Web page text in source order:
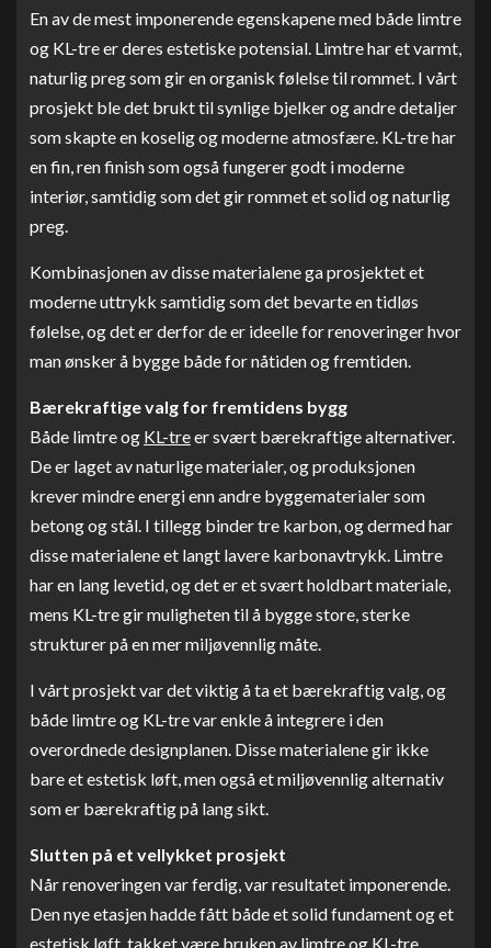
En av de mest imponerende egenskapene med både limtre
og KL-tre er deres estetiske potensial. Limtre har et varmt,
naturlig preg som gir en organisk følelse til rommet. I vårt
prosjekt ble det brukt til synlige bjelker og andre detaljer
som skapte en koselig og moderne atmosfære. KL-tre har
en fin, ren finish som også fungerer godt i moderne
interiør, samtidig som det gir rommet et solid og naturlig
preg.
Kombinasjonen av disse materialene ga prosjektet et
moderne uttrykk samtidig som det bevarte en tidløs
følelse, og det er derfor de er ideelle for renoveringer hvor
man ønsker å bygge både for nåtiden og fremtiden.
Bærekraftige valg for fremtidens bygg
Både limtre og KL-treer svært bærekraftige alternativer.
De er laget av naturlige materialer, og produksjonen
krever mindre energi enn andre byggematerialer som
betong og stål. I tillegg binder tre karbon, og dermed har
disse materialene et langt lavere karbonavtrykk. Limtre
har en lang levetid, og det er et svært holdbart materiale,
mens KL-tre gir muligheten til å bygge store, sterke
strukturer på en mer miljøvennlig måte.
I vårt prosjekt var det viktig å ta et bærekraftig valg, og
både limtre og KL-tre var enkle å integrere i den
overordnede designplanen. Disse materialene gir ikke
bare et estetisk løft, men også et miljøvennlig alternativ
som er bærekraftig på lang sikt.
Slutten på et vellykket prosjekt
Når renoveringen var ferdig, var resultatet imponerende.
Den nye etasjen hadde fått både et solid fundament og et
estetisk løft, takket være bruken av limtre og KL-tre.